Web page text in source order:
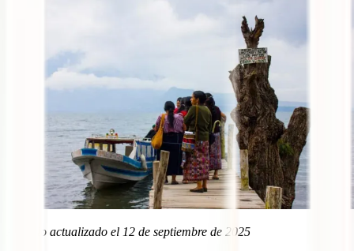
Artículo actualizado el 12 de septiembre de 2025